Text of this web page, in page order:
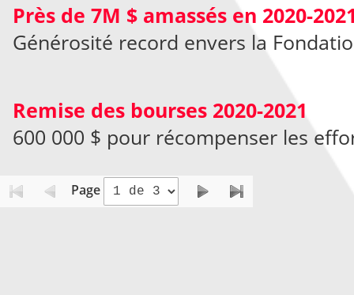
Près de 7M $ amassés en 2020-
Générosité record envers la
Remise des bourses 2020-2021
600 000 $ pour récompenser les
Page